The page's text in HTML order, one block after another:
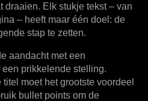
draaien. Elk stukje tekst – van
– heeft maar één doel: de
stap te zetten.
aandacht met een
een prikkelende stelling.
titel moet het grootste voordeel
bullet points om de